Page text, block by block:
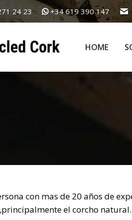
24 23 +34 619 390 147
HOME
con mas de 20 años de
el corcho
HOME